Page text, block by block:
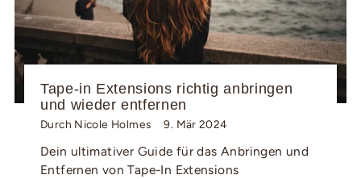
Tape-in Extensions richtig anbringen
und wieder entfernen
Durch Nicole Holmes 9. Mär 2024
Dein ultimativer Guide für das Anbringen und
Entfernen von Tape-In Extensions